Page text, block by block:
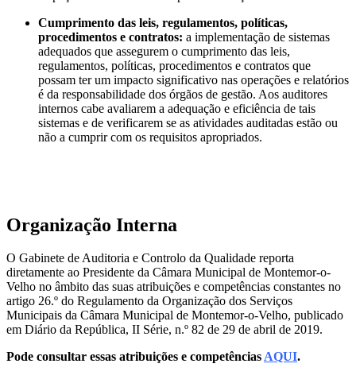
Cumprimento das leis, regulamentos, políticas,
procedimentos e contratos: a implementação de sistemas
adequados que assegurem o cumprimento das leis,
regulamentos, políticas, procedimentos e contratos que
possam ter um impacto significativo nas operações e relatórios
é da responsabilidade dos órgãos de gestão. Aos auditores
internos cabe avaliarem a adequação e eficiência de tais
sistemas e de verificarem se as atividades auditadas estão ou
não a cumprir com os requisitos apropriados.
Organização Interna
O Gabinete de Auditoria e Controlo da Qualidade reporta
diretamente ao Presidente da Câmara Municipal de Montemor-o-
Velho no âmbito das suas atribuições e competências constantes no
artigo 26.º do Regulamento da Organização dos Serviços
Municipais da Câmara Municipal de Montemor-o-Velho, publicado
em Diário da República, II Série, n.º 82 de 29 de abril de 2019.
Pode consultar essas atribuições e competênciasAQUI.